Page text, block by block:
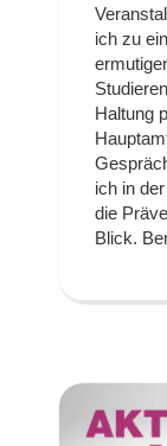
ich zu
Haltung
ich in
die
Blick.